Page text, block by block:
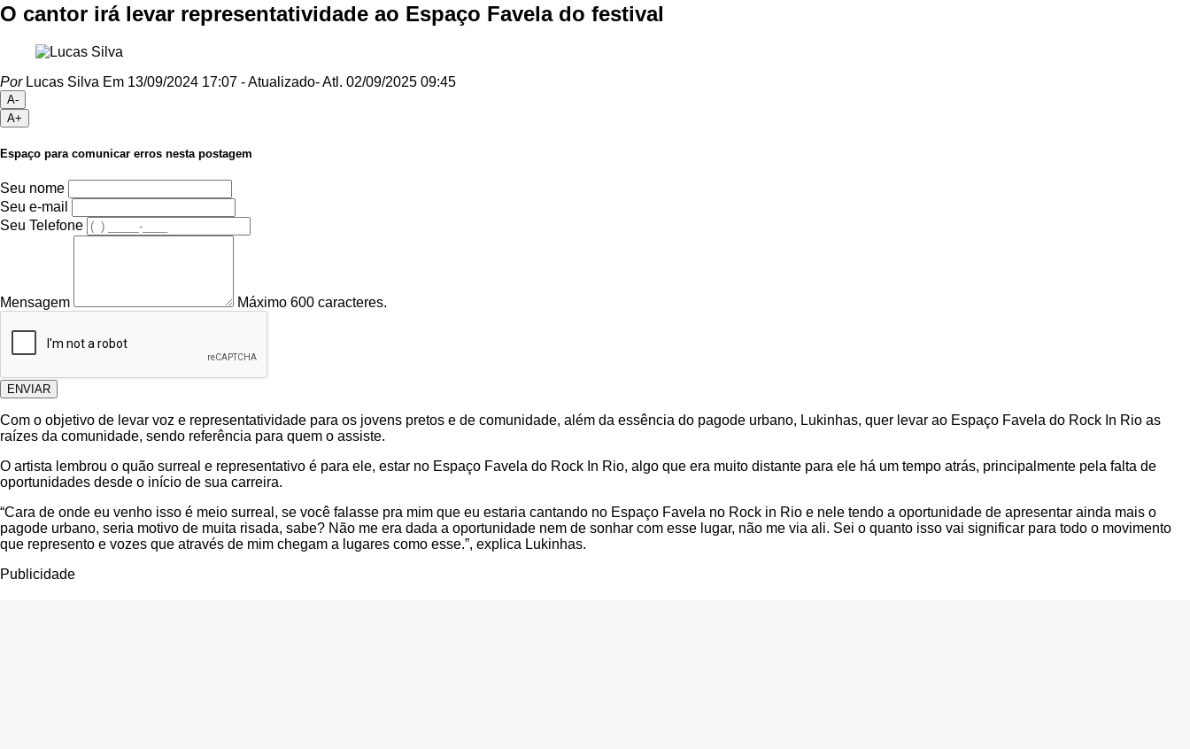
O cantor irá levar representatividade ao Espaço Favela do festival
PorLucas Silva Em 13/09/2024 17:07 - Atualizado- Atl. 02/09/2025 09:45
A-
A+
Espaço para comunicar erros nesta postagem
Seu nome
Seu e-mail
Seu Telefone
Mensagem Máximo 600 caracteres.
ENVIAR
Com o objetivo de levar voz e representatividade para os jovens pretos e de comunidade, além da essência do pagode urbano, Lukinhas, quer levar ao Espaço Favela do Rock In Rio as
raízes da comunidade, sendo referência para quem o assiste.
O artista lembrou o quão surreal e representativo é para ele, estar no Espaço Favela do Rock In Rio, algo que era muito distante para ele há um tempo atrás, principalmente pela falta de
oportunidades desde o início de sua carreira.
“Cara de onde eu venho isso é meio surreal, se você falasse pra mim que eu estaria cantando no Espaço Favela no Rock in Rio e nele tendo a oportunidade de apresentar ainda mais o
pagode urbano, seria motivo de muita risada, sabe? Não me era dada a oportunidade nem de sonhar com esse lugar, não me via ali. Sei o quanto isso vai significar para todo o movimento
que represento e vozes que através de mim chegam a lugares como esse.”, explica Lukinhas.
Publicidade